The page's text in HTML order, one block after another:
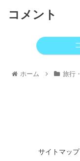
コメント
ホーム 旅行
サイトマップ